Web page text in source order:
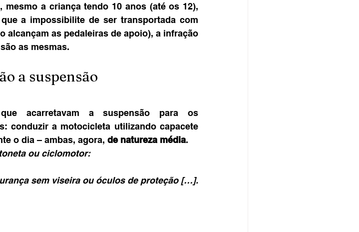
a criança tendo 10 anos (até os 12),
a impossibilite de ser transportada com
alcançam as pedaleiras de apoio), a infração
as mesmas.
a suspensão
acarretavam a suspensão para os
o dia – ambas, agora, de natureza média.
ou ciclomotor:
sem viseira ou óculos de proteção […].